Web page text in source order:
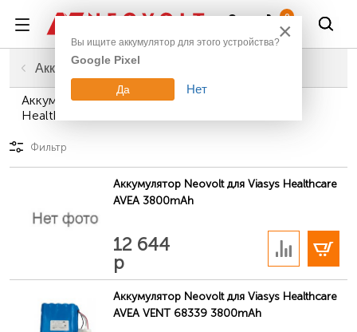
0
Главная
Промышленное оборудование
Аккумуляторы для медицинской техники
Аккумуляторы для медицинской техники Viasys
Healthcare
Фильтр
Аккумулятор Neovolt для Viasys Healthcare
AVEA 3800mAh
12 644
р
Аккумулятор Neovolt для Viasys Healthcare
AVEA VENT 68339 3800mAh
×
Вы ищите аккумулятор для этого устройства?
Google Pixel
Да Нет